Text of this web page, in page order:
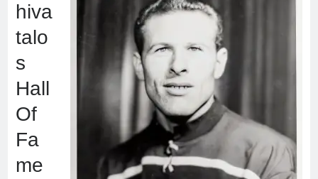
hiva
talo
s
Hall
Of
Fa
me